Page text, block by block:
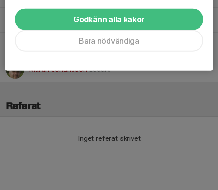
David AdervallLedare
Isabelle SundbergLedare
Martin JohanssonLedare
Referat
Inget referat skrivet
Godkänn alla kakor
Bara nödvändiga